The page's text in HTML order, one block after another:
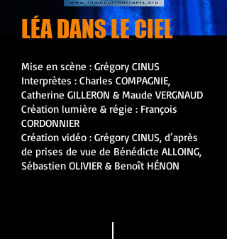
LÉA DANS LE CIEL
Mise en scène : Grégory CINUS
Interprètes : Charles COMPAGNIE,
Catherine GILLERON & Maude VERGNAUD
Création lumière & régie : François
CORDONNIER
Création vidéo : Grégory CINUS, d’après
de prises de vue de Bénédicte ALLOING,
Sébastien OLIVIER & Benoît HÉNON